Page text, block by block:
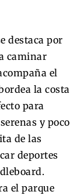
destaca por
caminar
el
la costa
para
y poco
de las
deportes
el parque